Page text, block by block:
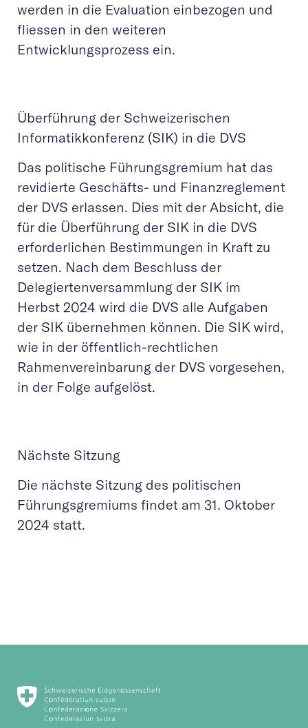
werden in die Evaluation einbezogen und
fliessen in den weiteren
Entwicklungsprozess ein.
Überführung der Schweizerischen
Informatikkonferenz (SIK) in die DVS
Das politische Führungsgremium hat das
revidierte Geschäfts- und Finanzreglement
der DVS erlassen. Dies mit der Absicht, die
für die Überführung der SIK in die DVS
erforderlichen Bestimmungen in Kraft zu
setzen. Nach dem Beschluss der
Delegiertenversammlung der SIK im
Herbst 2024 wird die DVS alle Aufgaben
der SIK übernehmen können. Die SIK wird,
wie in der öffentlich-rechtlichen
Rahmenvereinbarung der DVS vorgesehen,
in der Folge aufgelöst.
Nächste Sitzung
Die nächste Sitzung des politischen
Führungsgremiums findet am 31. Oktober
2024 statt.